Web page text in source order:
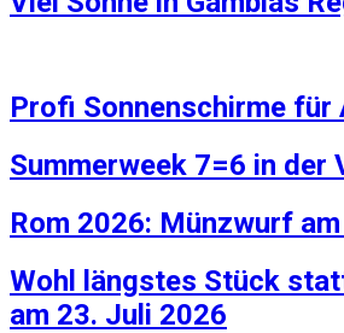
Profi Sonnenschirme für
Summerweek 7=6 in
Rom 2026: Münzwurf
Wohl längstes Stück
am 23. Juli 2026